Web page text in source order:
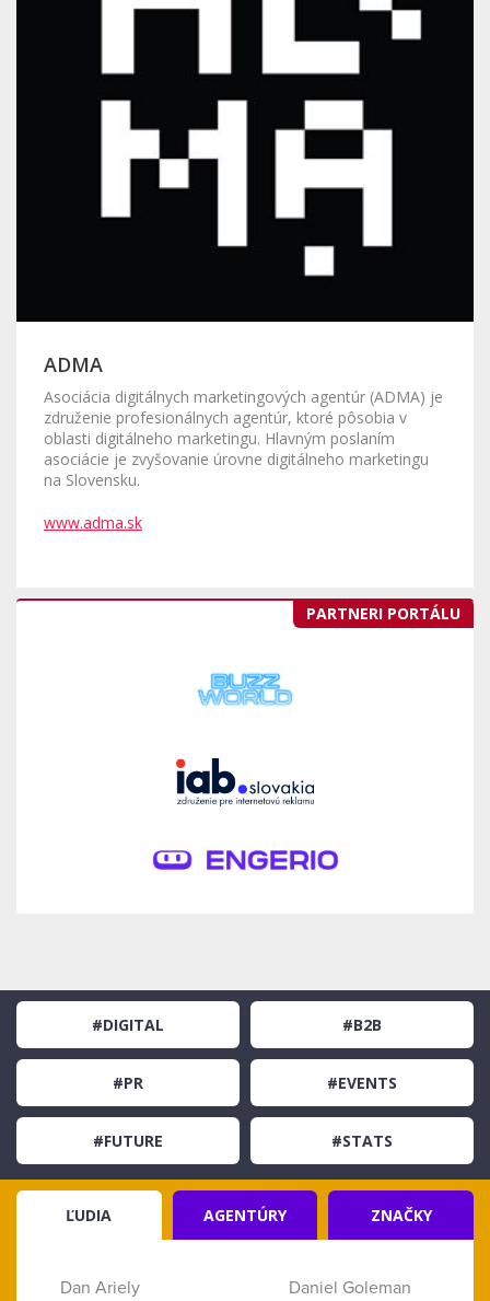
ADMA
Asociácia digitálnych marketingových agentúr (ADMA) je
združenie profesionálnych agentúr, ktoré pôsobia v
oblasti digitálneho marketingu. Hlavným poslaním
asociácie je zvyšovanie úrovne digitálneho marketingu
na Slovensku.
www.adma.sk
PARTNERI PORTÁLU
#DIGITAL #B2B
#PR #EVENTS
#FUTURE #STATS
ĽUDIA AGENTÚRY ZNAČKY
Dan Ariely
Daniel Goleman